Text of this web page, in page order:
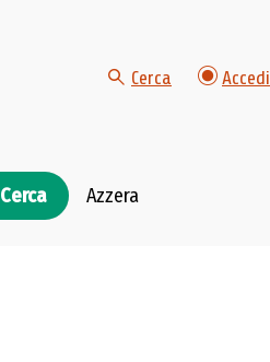
Cerca Accedi
Cerca Azzera